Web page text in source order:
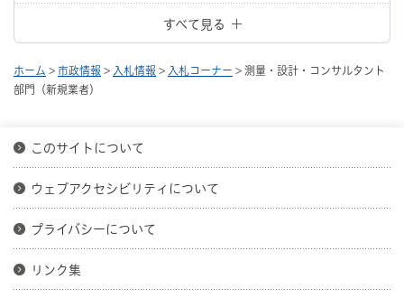
すべて見る
ホーム > 市政情報 > 入札情報 > 入札コーナー > 測量・設計・コンサルタント
部門（新規業者）
このサイトについて
ウェブアクセシビリティについて
プライバシーについて
リンク集